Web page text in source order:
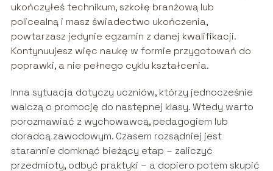
ukończyłeś technikum, szkołę branżową lub
policealną i masz świadectwo ukończenia,
powtarzasz jedynie egzamin z danej kwalifikacji.
Kontynuujesz więc naukę w formie przygotowań do
poprawki, a nie pełnego cyklu kształcenia.
Inna sytuacja dotyczy uczniów, którzy jednocześnie
walczą o promocję do następnej klasy. Wtedy warto
porozmawiać z wychowawcą, pedagogiem lub
doradcą zawodowym. Czasem rozsądniej jest
starannie domknąć bieżący etap – zaliczyć
przedmioty, odbyć praktyki – a dopiero potem skupić